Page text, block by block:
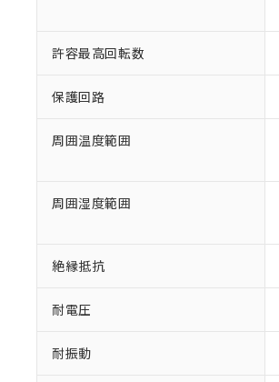
許容最高回転数
保護回路
周囲温度範囲
周囲湿度範囲
絶縁抵抗
耐電圧
耐振動